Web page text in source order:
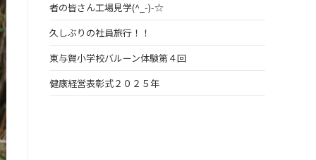
者の皆さん工場見学(^_-)-☆
久しぶりの社員旅行！！
東与賀小学校バルーン体験第４回
健康経営表彰式２０２５年